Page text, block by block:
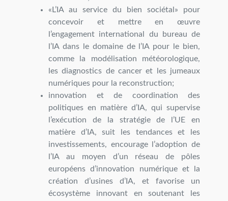
«L’IA au service du bien sociétal» pour
concevoir et mettre en œuvre
l’engagement international du bureau de
l’IA dans le domaine de l’IA pour le bien,
comme la modélisation météorologique,
les diagnostics de cancer et les jumeaux
numériques pour la reconstruction;
innovation et de coordination des
politiques en matière d’IA, qui supervise
l’exécution de la stratégie de l’UE en
matière d’IA, suit les tendances et les
investissements, encourage l’adoption de
l’IA au moyen d’un réseau de pôles
européens d’innovation numérique et la
création d’usines d’IA, et favorise un
écosystème innovant en soutenant les